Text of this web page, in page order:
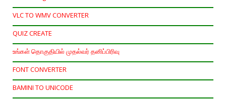
VLC TO WMV CONVERTER
QUIZ CREATE
உங்கள் தொகுதியில் முதல்வர் தனிப்பிரிவு
FONT CONVERTER
BAMINI TO UNICODE